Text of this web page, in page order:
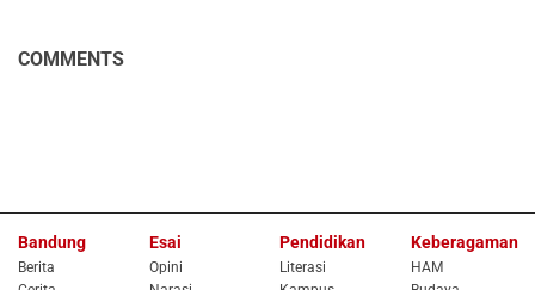
COMMENTS
Bandung
Berita
Esai
Opini
Pendidikan
Literasi
Keberagaman
HAM